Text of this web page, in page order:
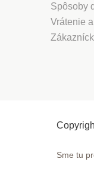
Spôsoby
Vrátenie
Sme tu